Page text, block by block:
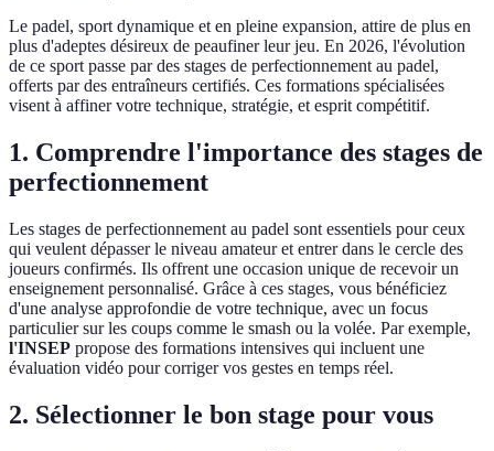
Le padel, sport dynamique et en pleine expansion, attire de plus en
plus d'adeptes désireux de peaufiner leur jeu. En 2026, l'évolution
de ce sport passe par des stages de perfectionnement au padel,
offerts par des entraîneurs certifiés. Ces formations spécialisées
visent à affiner votre technique, stratégie, et esprit compétitif.
1. Comprendre l'importance des stages de
perfectionnement
Les stages de perfectionnement au padel sont essentiels pour ceux
qui veulent dépasser le niveau amateur et entrer dans le cercle des
joueurs confirmés. Ils offrent une occasion unique de recevoir un
enseignement personnalisé. Grâce à ces stages, vous bénéficiez
d'une analyse approfondie de votre technique, avec un focus
particulier sur les coups comme le smash ou la volée. Par exemple,
l'INSEP propose des formations intensives qui incluent une
évaluation vidéo pour corriger vos gestes en temps réel.
2. Sélectionner le bon stage pour vous